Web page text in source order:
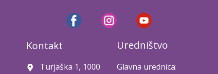
Kontakt
Turjaška 1, 1000
Uredništvo
Glavna urednica: